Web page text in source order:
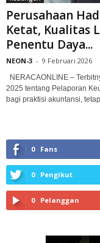
Perusahaan
Ketat, Kualitas
Penentu Daya...
NEON-3 - 9 Februari 2026
NERACAONLINE –
2025 tentang Pelaporan
bagi praktisi akuntansi,
0 Fans
0 Pengikut
0 Pelanggan